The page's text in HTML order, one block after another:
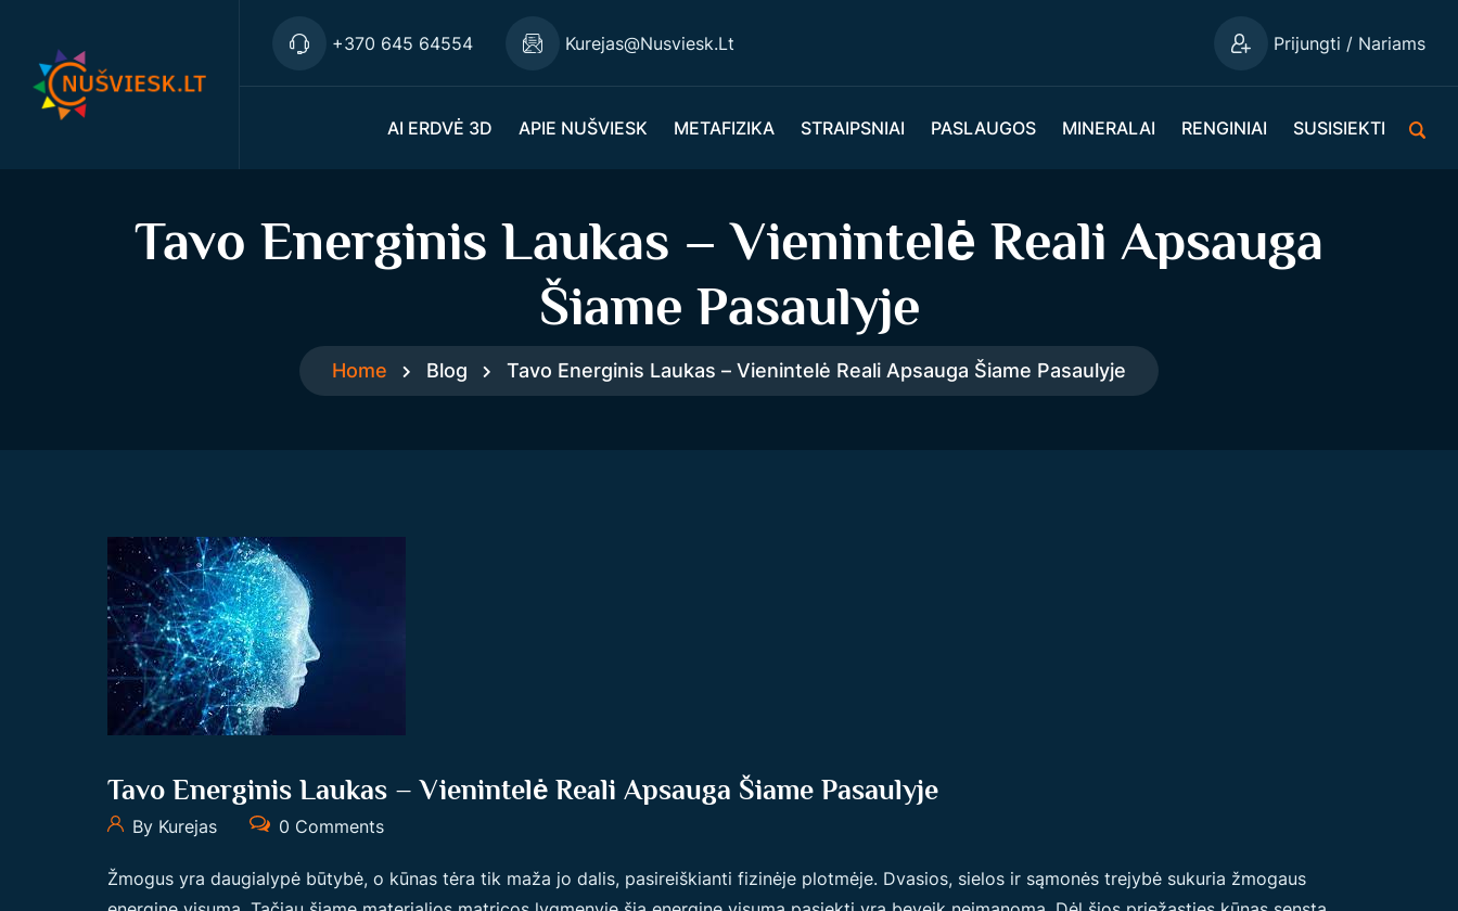
+370 645 64554 Kurejas@nusviesk.lt Prijungti / Nariams
AI ERDVĖ 3D APIE NUŠVIESK METAFIZIKA STRAIPSNIAI PASLAUGOS MINERALAI RENGINIAI SUSISIEKTI
Tavo Energinis Laukas – Vienintelė Reali Apsauga
Šiame Pasaulyje
Home Blog Tavo Energinis Laukas – Vienintelė Reali Apsauga Šiame Pasaulyje
Tavo Energinis Laukas – Vienintelė Reali Apsauga Šiame Pasaulyje
By Kurejas 0 Comments
Žmogus yra daugialypė būtybė, o kūnas tėra tik maža jo dalis, pasireiškianti fizinėje plotmėje. Dvasios, sielos ir sąmonės trejybė sukuria žmogaus